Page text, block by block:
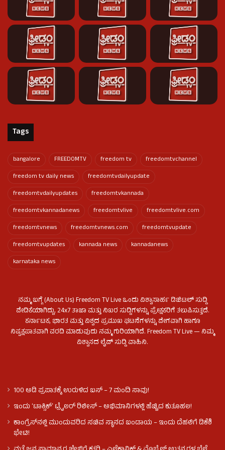
Tags
bangalore FREEDOMTV freedom tv
freedomtvchannel
freedom tv daily news
freedomtvdailyupdate
freedomtvdailyupdates
freedomtvkannada
freedomtvkannadanews
freedomtvlive
freedomtvlive.com
freedomtvnews
freedomtvnews.com
freedomtvupdate
freedomtvupdates
kannada news
kannadanews
karnataka news
ನಮ್ಮ ಬಗ್ಗೆ (About Us) Freedom TV Live ಒಂದು ವಿಶ್ವಾಸಾರ್ಹ ಡಿಜಿಟಲ್ ಸುದ್ದಿ
ವೇದಿಕೆಯಾಗಿದ್ದು, 24x7 ತಾಜಾ ಮತ್ತು ನಿಖರ ಸುದ್ದಿಗಳನ್ನು ಪ್ರೇಕ್ಷಕರಿಗೆ ತಲುಪಿಸುತ್ತದೆ.
ಕರ್ನಾಟಕ, ಭಾರತ ಮತ್ತು ವಿಶ್ವದ ಪ್ರಮುಖ ಘಟನೆಗಳನ್ನು ವೇಗವಾಗಿ ಹಾಗೂ
ನಿಷ್ಪಕ್ಷಪಾತವಾಗಿ ವರದಿ ಮಾಡುವುದು ನಮ್ಮ ಗುರಿಯಾಗಿದೆ. Freedom TV Live — ನಿಮ್ಮ
ವಿಶ್ವಾಸದ ಲೈವ್ ಸುದ್ದಿ ವಾಹಿನಿ.
100 ಅಡಿ ಪ್ರಪಾತಕ್ಕೆ ಉರುಳಿದ ಬಸ್‌ – 7 ಮಂದಿ ಸಾವು!
ಇಂದು ʻಟಾಕ್ಸಿಕ್ʼ ಟ್ರೈಲರ್ ರಿಲೀಸ್‌ – ಅಭಿಮಾನಿಗಳಲ್ಲಿ ಹೆಚ್ಚಿದ ಕುತೂಹಲ!
ಕಾಂಗ್ರೆಸ್​ನಲ್ಲಿ ಮುಂದುವರಿದ ಸಚಿವ ಸ್ಥಾನದ ಬಂಡಾಯ – ಇಂದು ದೆಹಲಿಗೆ ಡಿಕೆಶಿ
ಭೇಟಿ!